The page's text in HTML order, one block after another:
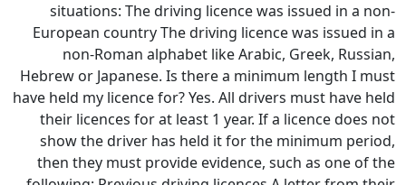
situations: The driving licence was issued in a non-
European country The driving licence was issued in a
non-Roman alphabet like Arabic, Greek, Russian,
Hebrew or Japanese. Is there a minimum length I must
have held my licence for? Yes. All drivers must have held
their licences for at least 1 year. If a licence does not
show the driver has held it for the minimum period,
then they must provide evidence, such as one of the